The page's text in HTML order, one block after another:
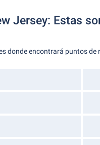
Jersey: Estas
donde encontrará puntos de